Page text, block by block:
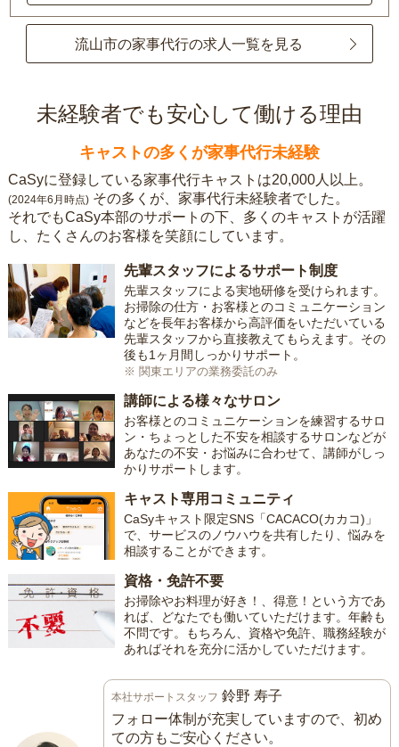
流山市の家事代行の求人一覧を見る
未経験者でも安心して働ける理由
キャストの多くが家事代行未経験
CaSyに登録している家事代行キャストは20,000人以上。
(2024年6月時点) その多くが、家事代行未経験者でした。
それでもCaSy本部のサポートの下、多くのキャストが活躍
し、たくさんのお客様を笑顔にしています。
先輩スタッフによるサポート制度
先輩スタッフによる実地研修を受けられます。
お掃除の仕方・お客様とのコミュニケーション
などを長年お客様から高評価をいただいている
先輩スタッフから直接教えてもらえます。その
後も1ヶ月間しっかりサポート。
※ 関東エリアの業務委託のみ
講師による様々なサロン
お客様とのコミュニケーションを練習するサロ
ン・ちょっとした不安を相談するサロンなどが
あなたの不安・お悩みに合わせて、講師がしっ
かりサポートします。
キャスト専用コミュニティ
CaSyキャスト限定SNS「CACACO(カカコ)」
で、サービスのノウハウを共有したり、悩みを
相談することができます。
資格・免許不要
お掃除やお料理が好き！、得意！という方であ
れば、どなたでも働いていただけます。年齢も
不問です。もちろん、資格や免許、職務経験が
あればそれを充分に活かしていただけます。
本社サポートスタッフ 鈴野 寿子
フォロー体制が充実していますので、初め
ての方もご安心ください。